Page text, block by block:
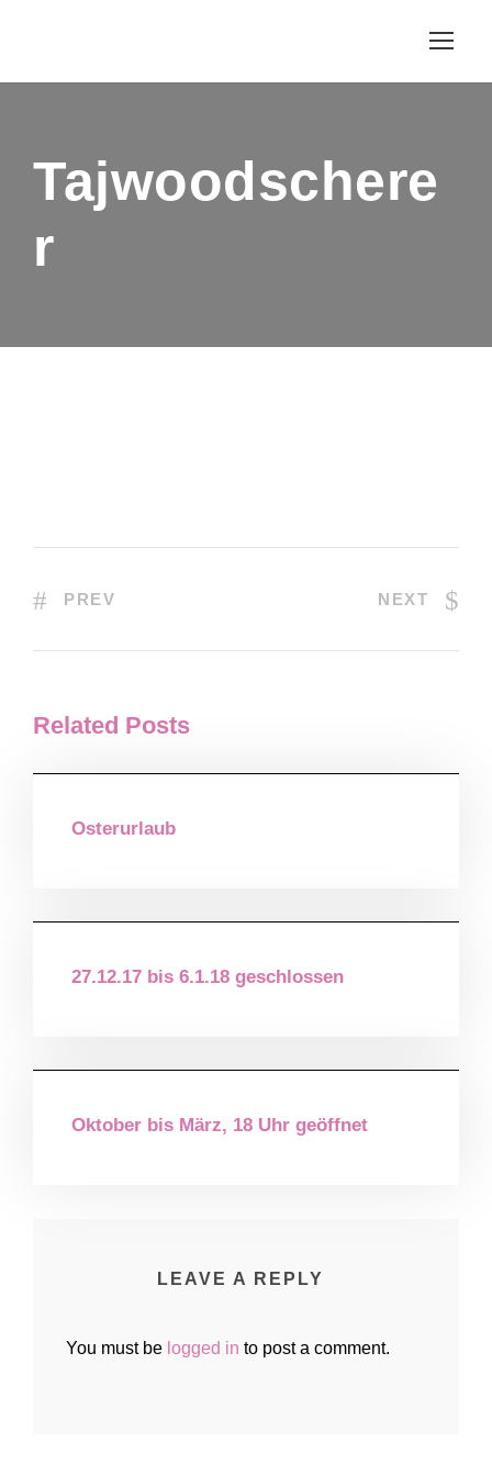
Tajwoodschere
r
PREV NEXT
Related Posts
Osterurlaub
27.12.17 bis 6.1.18 geschlossen
Oktober bis März, 18 Uhr geöffnet
LEAVE A REPLY
You must be logged in to post a comment.